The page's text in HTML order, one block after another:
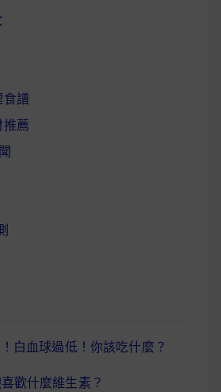
食譜
推薦
白血球過低！你該吃什麼？
歡什麼維生素？